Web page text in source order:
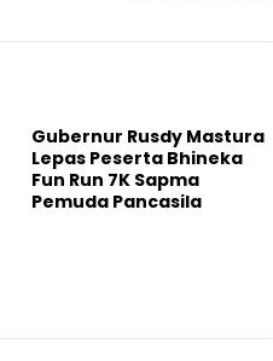
Gubernur Rusdy Mastura
Lepas Peserta Bhineka
Fun Run 7K Sapma
Pemuda Pancasila